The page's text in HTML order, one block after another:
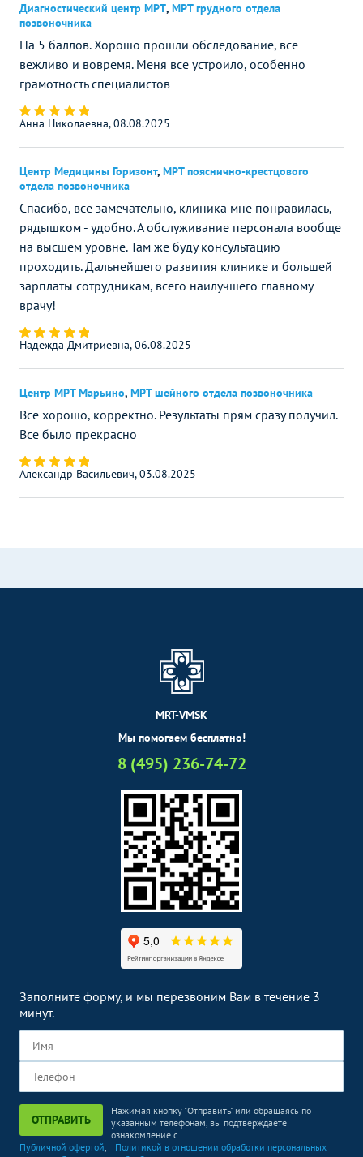
Диагностический центр МРТ, МРТ грудного отдела
позвоночника
На 5 баллов. Хорошо прошли обследование, все
вежливо и вовремя. Меня все устроило, особенно
грамотность специалистов
Анна Николаевна, 08.08.2025
Центр Медицины Горизонт, МРТ пояснично-крестцового
отдела позвоночника
Спасибо, все замечательно, клиника мне понравилась,
рядышком - удобно. А обслуживание персонала вообще
на высшем уровне. Там же буду консультацию
проходить. Дальнейшего развития клинике и большей
зарплаты сотрудникам, всего наилучшего главному
врачу!
Надежда Дмитриевна, 06.08.2025
Центр МРТ Марьино, МРТ шейного отдела позвоночника
Все хорошо, корректно. Результаты прям сразу получил.
Все было прекрасно
Александр Васильевич, 03.08.2025
MRT-VMSK
Мы помогаем бесплатно!
8 (495) 236-74-72
Заполните форму, и мы перезвоним Вам в течение 3
минут.
ОТПРАВИТЬ
Нажимая кнопку "Отправить" или обращаясь по
указанным телефонам, вы подтверждаете
ознакомление с
Публичной офертой,
Политикой в отношении обработки персональных